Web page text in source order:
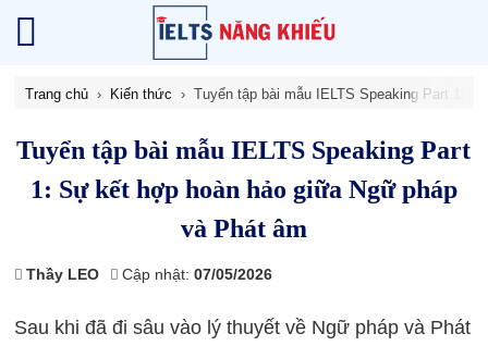
Trang chủ Kiến thức Tuyển tập bài mẫu IELTS Speaking Part 1:
Tuyển tập bài mẫu IELTS Speaking Part
1: Sự kết hợp hoàn hảo giữa Ngữ pháp
và Phát âm
Thầy LEO Cập nhật:07/05/2026
Sau khi đã đi sâu vào lý thuyết về Ngữ pháp và Phát